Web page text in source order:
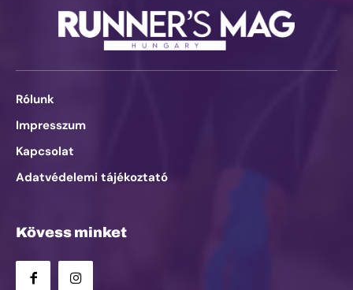
Rólunk
Impresszum
Kapcsolat
Adatvédelemi tájékoztató
Kövess minket